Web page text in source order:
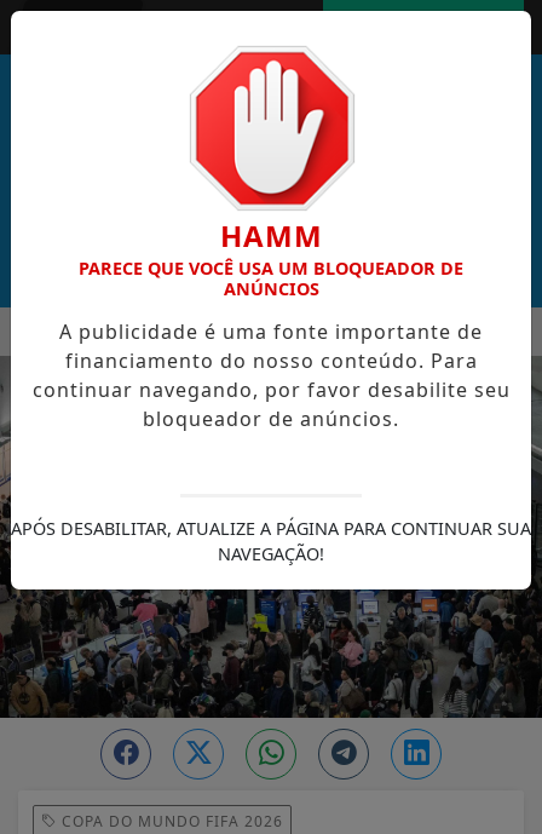
DE CABO VERDE VENCE ELEIÇÃO DO GOL MAIS BONITO DA
EM ALTA
MENU
COPA DO MUNDO FIFA 2026
HAMM
PARECE QUE VOCÊ USA UM BLOQUEADOR DE
ANÚNCIOS
A publicidade é uma fonte importante de
financiamento do nosso conteúdo. Para
continuar navegando, por favor desabilite seu
bloqueador de anúncios.
APÓS DESABILITAR, ATUALIZE A PÁGINA PARA CONTINUAR SUA
NAVEGAÇÃO!